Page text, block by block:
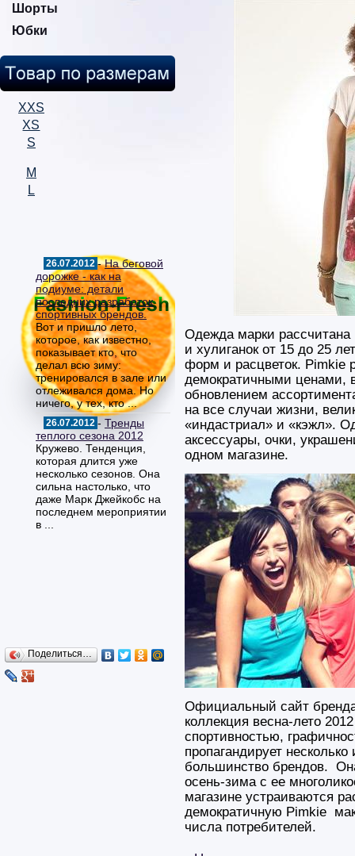
Шорты
Юбки
XXS
XS
S
M
L
26.07.2012 -На беговой
дорожке - как на
подиуме: детали
последних разработок
спортивных брендов.
Вот и пришло лето,
которое, как известно,
показывает кто, что
делал всю зиму:
тренировался в зале или
отлеживался дома. Но
ничего, у тех, кто ...
26.07.2012 - Тренды
теплого сезона 2012
Кружево. Тенденция,
которая длится уже
несколько сезонов. Она
сильна настолько, что
даже Марк Джейкобс на
последнем мероприятии
в ...
Поделиться…
Одежда марки
и хулиганок от 15 до 25
форм и расцветок. Pimkie
демократичными ценами,
обновлением
на все случаи жизни,
«индастриал» и «кэжл».
аксессуары, очки,
одном магазине.
Официальный сайт
коллекция весна-лето
спортивностью,
пропагандирует
большинство брендов.
осень-зима с ее
магазине устраиваются
демократичную Pimkie
числа потребителей.